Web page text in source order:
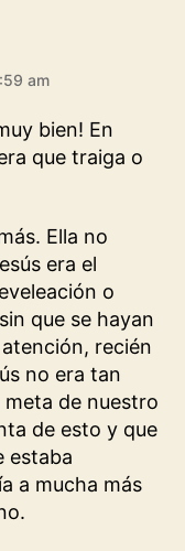
am
bien! En
que traiga o
Ella no
era el
o
que se hayan
recién
no era tan
de nuestro
de esto y que
estaba
a mucha más